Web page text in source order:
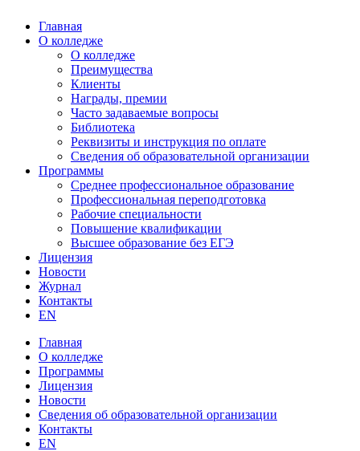
Главная
О колледже
О колледже
Преимущества
Клиенты
Награды, премии
Часто задаваемые вопросы
Библиотека
Реквизиты и инструкция по оплате
Сведения об образовательной организации
Программы
Среднее профессиональное образование
Профессиональная переподготовка
Рабочие специальности
Повышение квалификации
Высшее образование без ЕГЭ
Лицензия
Новости
Журнал
Контакты
EN
Главная
О колледже
Программы
Лицензия
Новости
Сведения об образовательной организации
Контакты
EN